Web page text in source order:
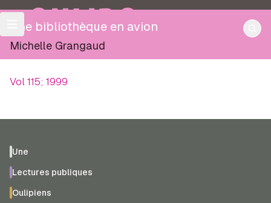
OULIPO
Une bibliothèque en avion
Michelle Grangaud
Vol 115; 1999
Une
Lectures publiques
Oulipiens